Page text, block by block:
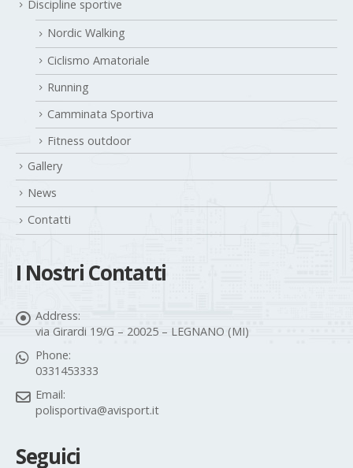
Discipline sportive
Nordic Walking
Ciclismo Amatoriale
Running
Camminata Sportiva
Fitness outdoor
Gallery
News
Contatti
I Nostri Contatti
Address:
via Girardi 19/G – 20025 – LEGNANO (MI)
Phone:
0331453333
Email:
polisportiva@avisport.it
Seguici